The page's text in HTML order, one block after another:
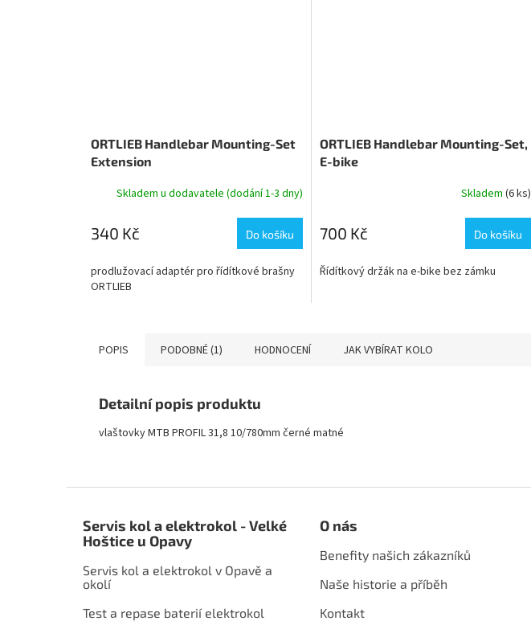
ORTLIEB Handlebar Mounting-Set
Extension
Skladem u dodavatele (dodání 1-3 dny)
340 Kč Do košíku
prodlužovací adaptér pro řídítkové brašny
ORTLIEB
ORTLIEB Handlebar Mounting-Set,
E-bike
Skladem (6 ks)
700 Kč Do košíku
Řídítkový držák na e-bike bez zámku
POPIS PODOBNÉ (1) HODNOCENÍ JAK VYBÍRAT KOLO
Detailní popis produktu
vlaštovky MTB PROFIL 31,8 10/780mm černé matné
Servis kol a elektrokol - Velké
Hoštice u Opavy
Servis kol a elektrokol v Opavě a
okolí
Test a repase baterií elektrokol
O nás
Benefity našich zákazníků
Naše historie a příběh
Kontakt